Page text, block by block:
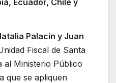
Palacín y Juan
Fiscal de Santa
al Ministerio Público
que se apliquen